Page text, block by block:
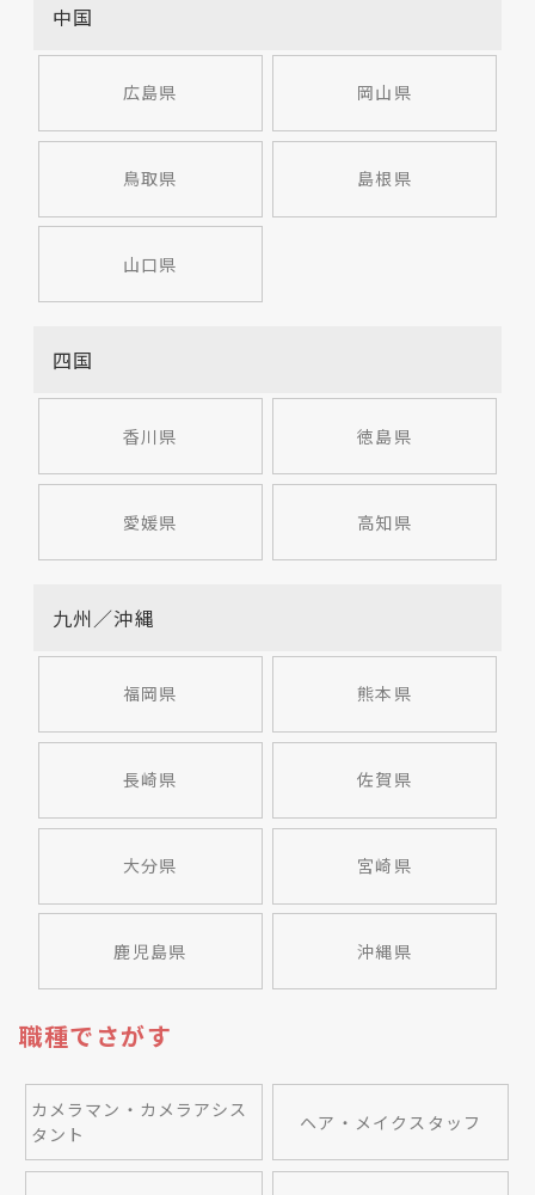
中国
広島県 岡山県
鳥取県 島根県
山口県
四国
香川県 徳島県
愛媛県 高知県
九州／沖縄
福岡県 熊本県
長崎県 佐賀県
大分県 宮崎県
鹿児島県 沖縄県
職種でさがす
カメラマン・カメラアシス
タント
ヘア・メイクスタッフ